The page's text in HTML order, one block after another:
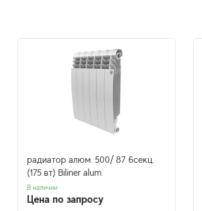
радиатор алюм. 500/ 87 6секц.
(175 вт) Biliner alum
В наличии
Цена по запросу